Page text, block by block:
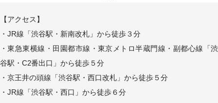
【アクセス】
・JR線「渋谷駅・新南改札」から徒歩３分
・東急東横線・田園都市線・東京メトロ半蔵門線・副都心線「渋
谷駅・C2番出口」から徒歩５分
・京王井の頭線「渋谷駅・西口改札」から徒歩５分
・JR線「渋谷駅・西口」から徒歩６分